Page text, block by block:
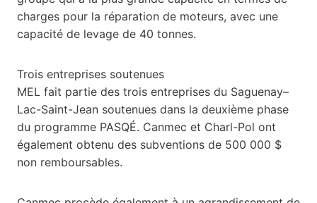
charges pour la réparation de moteurs, avec une
capacité de levage de 40 tonnes.
Trois entreprises soutenues
MEL fait partie des trois entreprises du Saguenay–
Lac-Saint-Jean soutenues dans la deuxième phase
du programme PASQÉ. Canmec et Charl-Pol ont
également obtenu des subventions de 500 000 $
non remboursables.